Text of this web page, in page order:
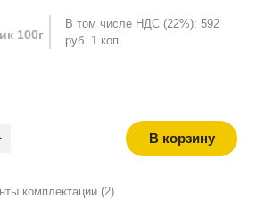
100г
В том числе НДС (22%): 592
руб. 1 коп.
В корзину
комплектации (2)